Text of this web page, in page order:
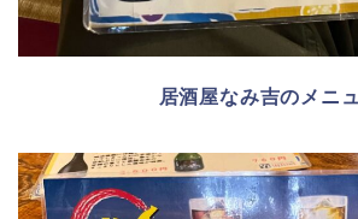
居酒屋なみ吉のメニ